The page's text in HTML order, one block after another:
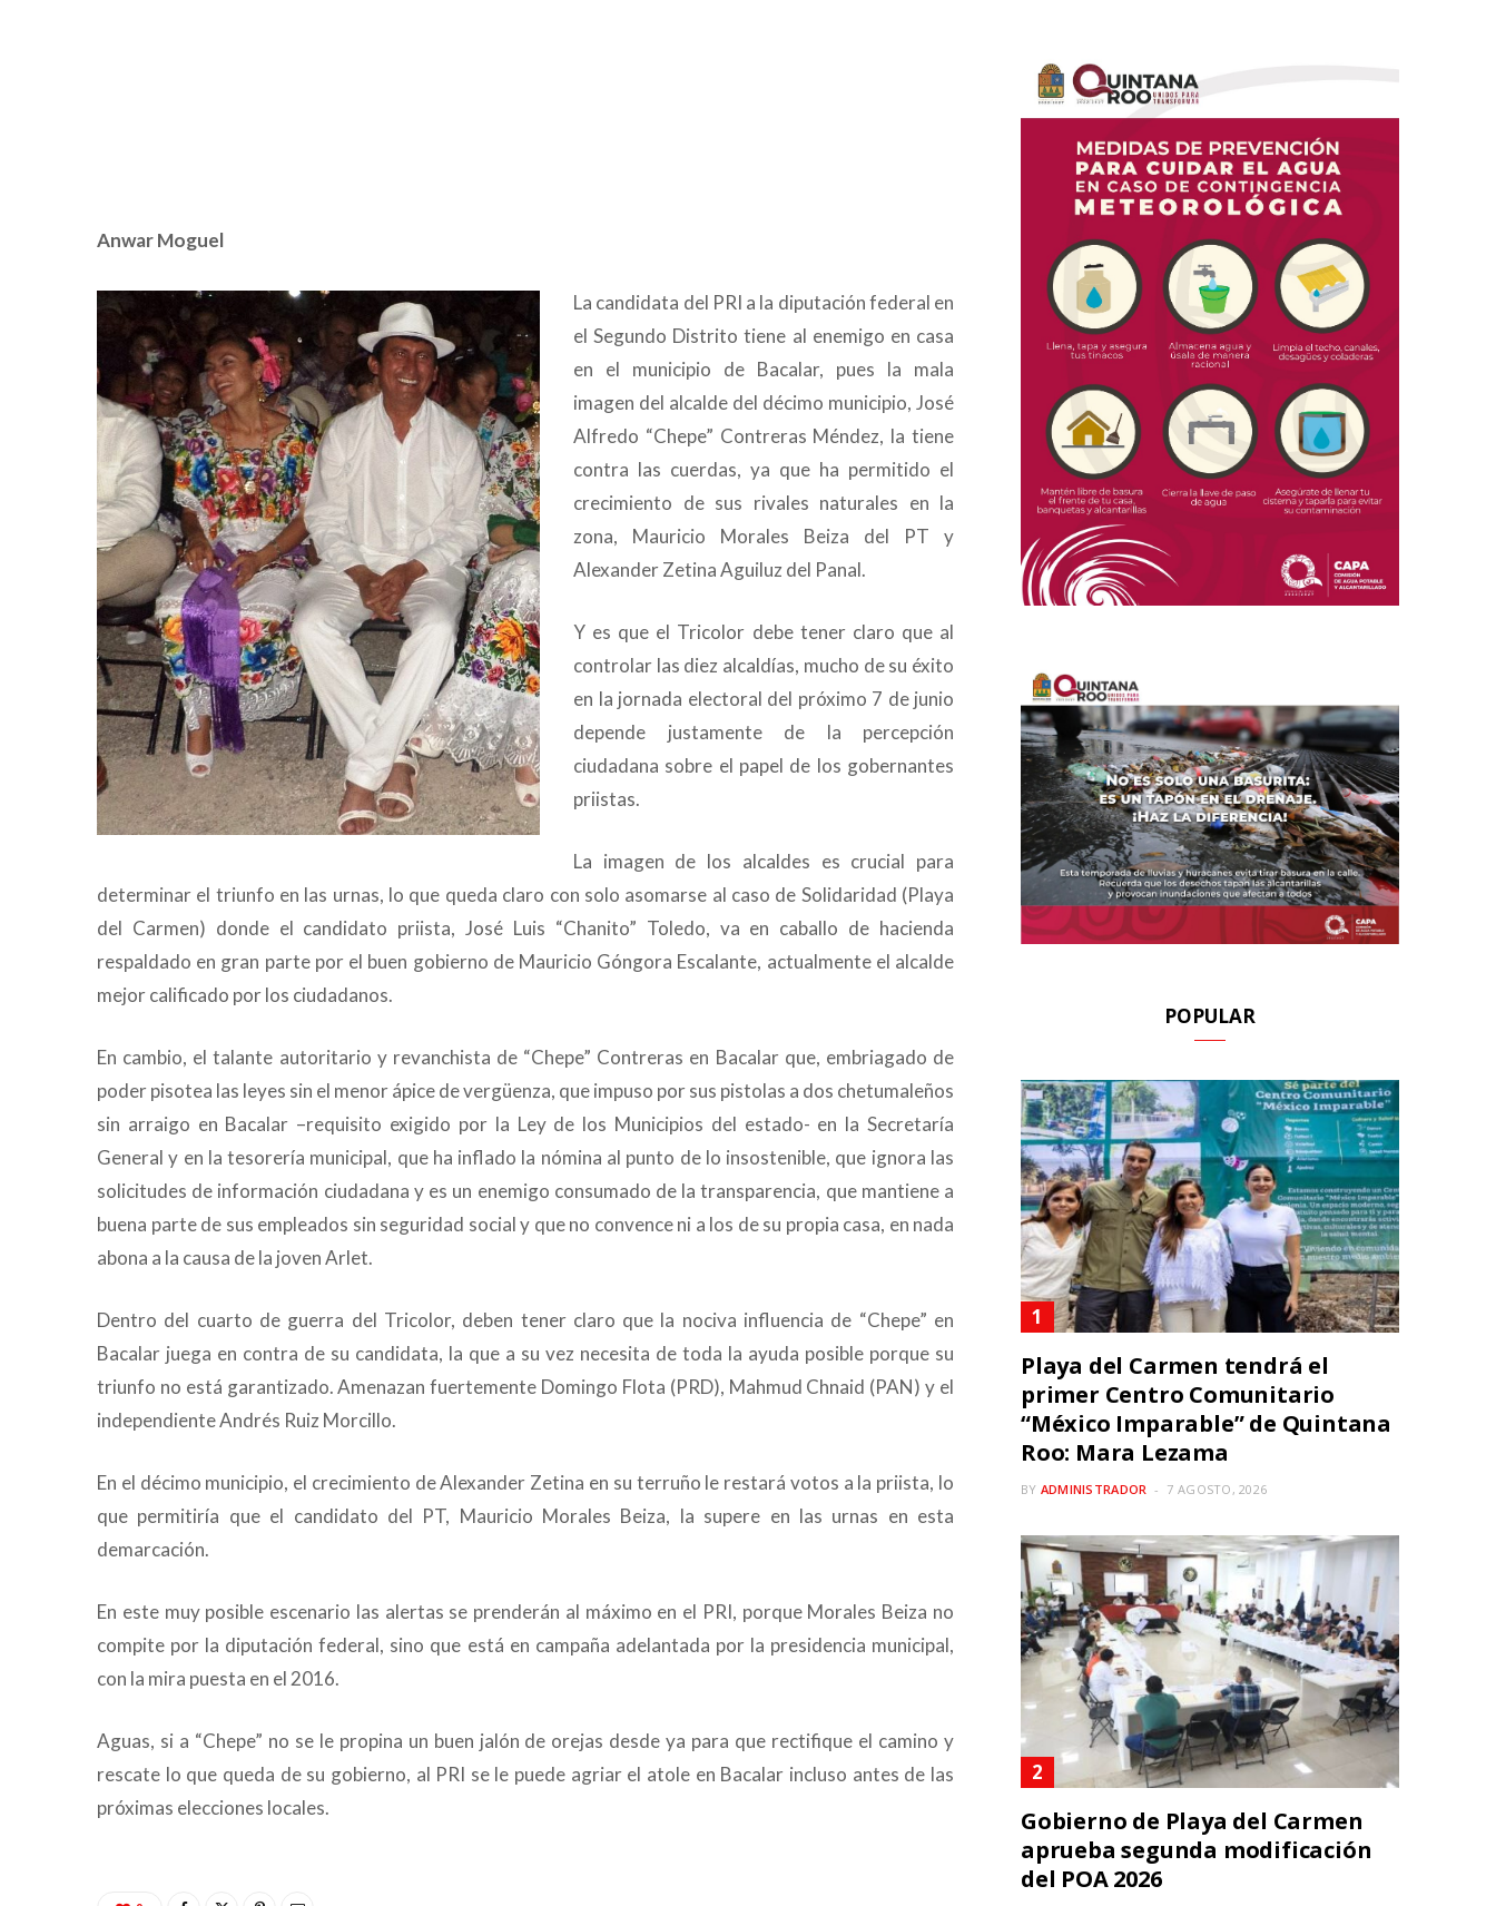
Anwar Moguel
La candidata del PRI a la diputación federal en
el Segundo Distrito tiene al enemigo en casa
en el municipio de Bacalar, pues la mala
imagen del alcalde del décimo municipio, José
Alfredo “Chepe” Contreras Méndez, la tiene
contra las cuerdas, ya que ha permitido el
crecimiento de sus rivales naturales en la
zona, Mauricio Morales Beiza del PT y
Alexander Zetina Aguiluz del Panal.
Y es que el Tricolor debe tener claro que al
controlar las diez alcaldías, mucho de su éxito
en la jornada electoral del próximo 7 de junio
depende justamente de la percepción
ciudadana sobre el papel de los gobernantes
priistas.
La imagen de los alcaldes es crucial para
determinar el triunfo en las urnas, lo que queda claro con solo asomarse al caso de Solidaridad (Playa
del Carmen) donde el candidato priista, José Luis “Chanito” Toledo, va en caballo de hacienda
respaldado en gran parte por el buen gobierno de Mauricio Góngora Escalante, actualmente el alcalde
mejor calificado por los ciudadanos.
En cambio, el talante autoritario y revanchista de “Chepe” Contreras en Bacalar que, embriagado de
poder pisotea las leyes sin el menor ápice de vergüenza, que impuso por sus pistolas a dos chetumaleños
sin arraigo en Bacalar –requisito exigido por la Ley de los Municipios del estado- en la Secretaría
General y en la tesorería municipal, que ha inflado la nómina al punto de lo insostenible, que ignora las
solicitudes de información ciudadana y es un enemigo consumado de la transparencia, que mantiene a
buena parte de sus empleados sin seguridad social y que no convence ni a los de su propia casa, en nada
abona a la causa de la joven Arlet.
Dentro del cuarto de guerra del Tricolor, deben tener claro que la nociva influencia de “Chepe” en
Bacalar juega en contra de su candidata, la que a su vez necesita de toda la ayuda posible porque su
triunfo no está garantizado. Amenazan fuertemente Domingo Flota (PRD), Mahmud Chnaid (PAN) y el
independiente Andrés Ruiz Morcillo.
En el décimo municipio, el crecimiento de Alexander Zetina en su terruño le restará votos a la priista, lo
que permitiría que el candidato del PT, Mauricio Morales Beiza, la supere en las urnas en esta
demarcación.
En este muy posible escenario las alertas se prenderán al máximo en el PRI, porque Morales Beiza no
compite por la diputación federal, sino que está en campaña adelantada por la presidencia municipal,
con la mira puesta en el 2016.
Aguas, si a “Chepe” no se le propina un buen jalón de orejas desde ya para que rectifique el camino y
rescate lo que queda de su gobierno, al PRI se le puede agriar el atole en Bacalar incluso antes de las
próximas elecciones locales.
POPULAR
Playa del Carmen tendrá el
primer Centro Comunitario
“México Imparable” de Quintana
Roo: Mara Lezama
BY ADMINISTRADOR 7 AGOSTO, 2026
Gobierno de Playa del Carmen
aprueba segunda modificación
del POA 2026